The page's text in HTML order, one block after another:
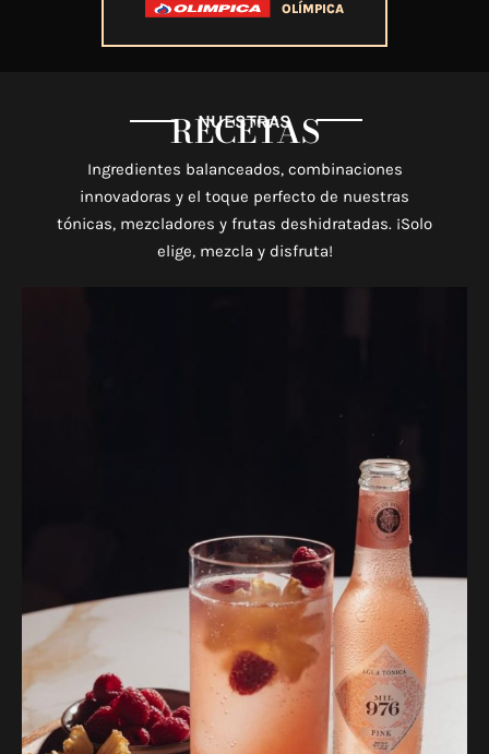
OLÍMPICA
NUESTRAS
RECETAS
Ingredientes balanceados, combinaciones
innovadoras y el toque perfecto de nuestras
tónicas, mezcladores y frutas deshidratadas. ¡Solo
elige, mezcla y disfruta!